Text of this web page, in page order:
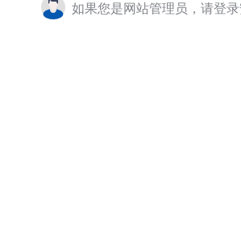
如果您是网站管理员，请登